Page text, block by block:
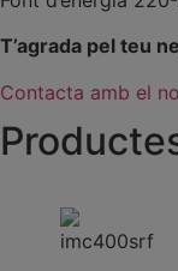
T’agrada pel teu
Contacta amb el